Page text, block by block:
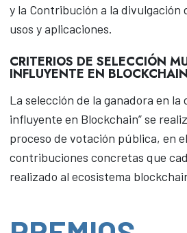
y la Contribución a la divulgación
usos y aplicaciones.
CRITERIOS DE SELECCIÓN
INFLUYENTE EN
La selección de la ganadora en la
influyente en Blockchain” se
proceso de votación pública, en
contribuciones concretas que
realizado al ecosistema